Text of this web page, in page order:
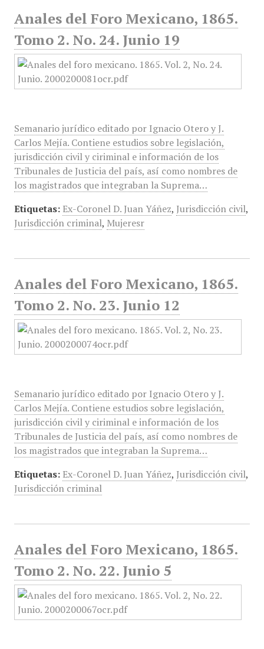
Anales del Foro Mexicano, 1865.
Tomo 2. No. 24. Junio 19
Semanario jurídico editado por Ignacio Otero y J.
Carlos Mejía. Contiene estudios sobre legislación,
jurisdicción civil y ciriminal e información de los
Tribunales de Justicia del país, así como nombres de
los magistrados que integraban la Suprema…
Etiquetas: Ex-Coronel D. Juan Yáñez, Jurisdicción civil,
Jurisdicción criminal, Mujeresr
Anales del Foro Mexicano, 1865.
Tomo 2. No. 23. Junio 12
Semanario jurídico editado por Ignacio Otero y J.
Carlos Mejía. Contiene estudios sobre legislación,
jurisdicción civil y ciriminal e información de los
Tribunales de Justicia del país, así como nombres de
los magistrados que integraban la Suprema…
Etiquetas: Ex-Coronel D. Juan Yáñez, Jurisdicción civil,
Jurisdicción criminal
Anales del Foro Mexicano, 1865.
Tomo 2. No. 22. Junio 5